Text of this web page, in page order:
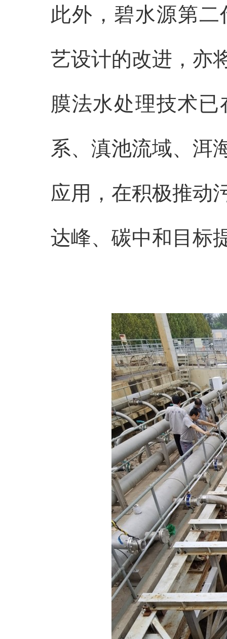
此外，碧水源第
艺设计的改进，亦
膜法水处理技术
系、滇池流域、洱
应用，在积极推动
达峰、碳中和目标